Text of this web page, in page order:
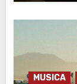
MUSICA